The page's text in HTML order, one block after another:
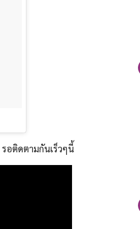
รอติดตามกันเร็วๆนี้